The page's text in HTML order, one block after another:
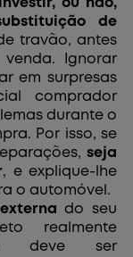
ou não,
de
travão, antes
Ignorar
em surpresas
comprador
durante o
Por isso, se
seja
, e explique-lhe
o automóvel.
do seu
realmente
deve ser